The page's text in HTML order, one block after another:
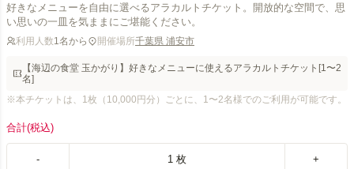
好きなメニューを自由に選べるアラカルトチケット。開放的な空間で、思
い思いの一皿を気ままにご堪能ください。
利用人数1名から 開催場所千葉県 浦安市
【海辺の食堂 玉かがり】好きなメニューに使えるアラカルトチケット[1〜2
名]
※本チケットは、1枚（10,000円分）ごとに、1〜2名様でのご利用が可能です。
合計(税込)
- 1 枚 +